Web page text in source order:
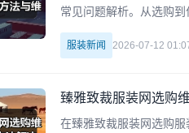
常见问题解析。从选购
南。
服装新闻 2026-07-12
臻雅致裁服装网选购
在臻雅致裁服装网选购